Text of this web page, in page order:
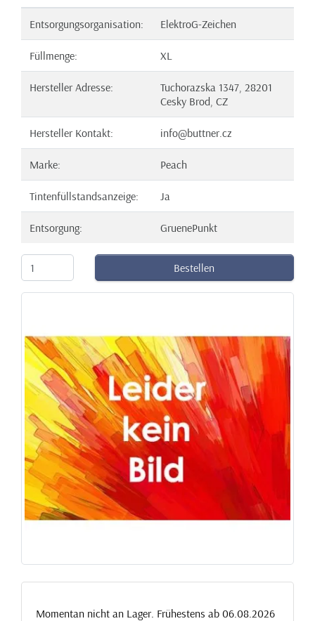
Entsorgungsorganisation: ElektroG-Zeichen
Füllmenge: XL
Hersteller Adresse:
Tuchorazska 1347, 28201
Cesky Brod, CZ
Hersteller Kontakt: info@buttner.cz
Marke: Peach
Tintenfüllstandsanzeige: Ja
Entsorgung: GruenePunkt
Bestellen
Momentan nicht an Lager. Frühestens ab 06.08.2026